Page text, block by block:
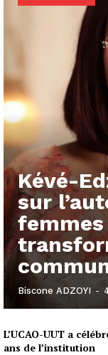
Kévé-
sur
Biscone ADZOYI -
L’UCAO-UUT a
ans de l’institution